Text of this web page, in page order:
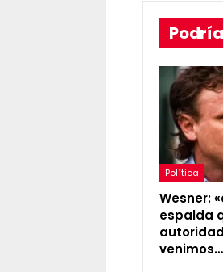
Política
Wesner:
espalda
venimos…